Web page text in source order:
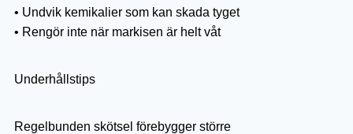
• Undvik kemikalier som kan skada tyget
• Rengör inte när markisen är helt våt
Underhållstips
Regelbunden skötsel förebygger större